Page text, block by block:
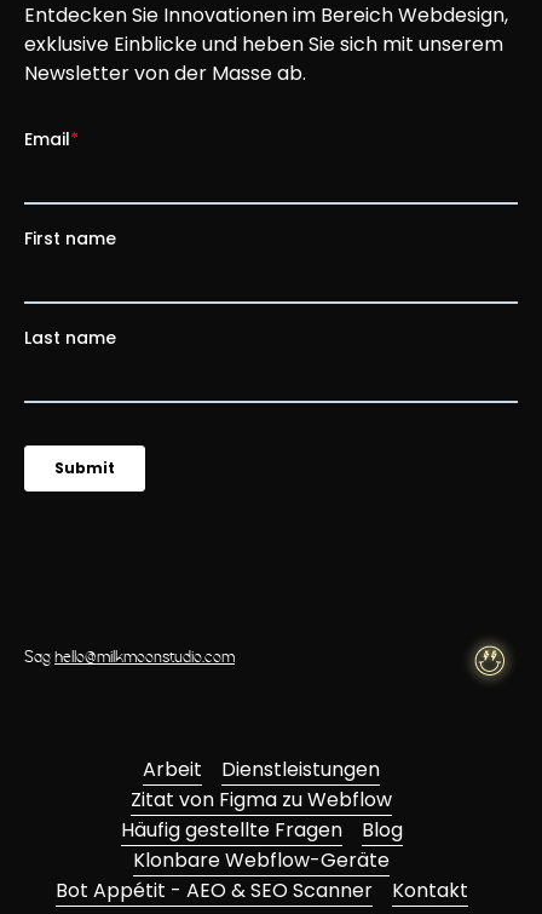
Entdecken Sie Innovationen im Bereich Webdesign,
exklusive Einblicke und heben Sie sich mit unserem
Newsletter von der Masse ab.
Saghello@milkmoonstudio.com
Arbeit
Dienstleistungen
Zitat von Figma zu Webflow
Häufig gestellte Fragen
Blog
Klonbare Webflow-Geräte
Bot Appétit - AEO & SEO Scanner
Kontakt